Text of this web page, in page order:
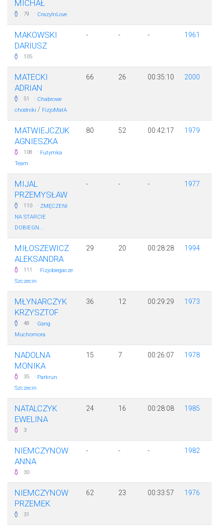
MICHAŁ
79 · CrazyInLove
MAKOWSKI
DARIUSZ
105
- - - 1961
MATECKI
ADRIAN
51 · Chabrowe
chodniki / FizjoMatA
66 26 00:35:10 2000
MATWIEJCZUK
AGNIESZKA
108 · Futymka
Team
80 52 00:42:17 1979
MIJAL
PRZEMYSŁAW
110 · ZMĘCZENI
NA STARCIE
DOBIEGN...
- - - 1977
MIŁOSZEWICZ
ALEKSANDRA
111 · Fizjobiegacze
Szczecin
29 20 00:28:28 1994
MŁYNARCZYK
KRZYSZTOF
48 · Gang
Muchomora
36 12 00:29:29 1973
NADOLNA
MONIKA
35 · Parkrun
Szczecin
15 7 00:26:07 1978
NATALCZYK
EWELINA
3
24 16 00:28:08 1985
NIEMCZYNOW
ANNA
30
- - - 1982
NIEMCZYNOW
PRZEMEK
31
62 23 00:33:57 1976